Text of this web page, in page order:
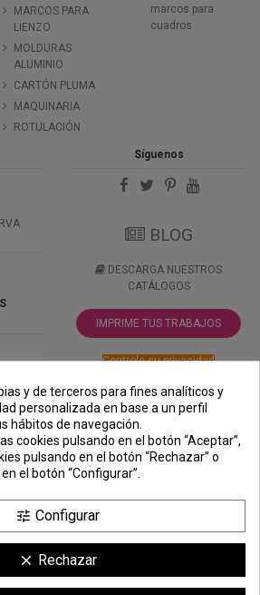
MARCOS PARA
LIENZO
MOLDURAS
ALUMINIO
CARTÓN PLUMA
MAQUINARIA
ROTULACIÓN
marcos para
cuadros
Síguenos
BLOG
DESCARGA NUESTROS
CATÁLOGOS
IMPRIME TUS TRABAJOS
Controle su privacidad
ENVÍO
COMERCIO
SEGURO
y de terceros para fines analíticos y
personalizada en base a un perfil
hábitos de navegación.
cookies pulsando en el botón “Aceptar”,
pulsando en el botón “Rechazar” o
el botón “Configurar”.
tune Configurar
clear Rechazar